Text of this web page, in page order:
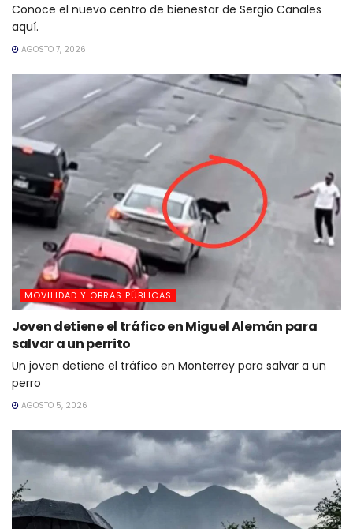
Conoce el nuevo centro de bienestar de Sergio Canales
aquí.
AGOSTO 7, 2026
MOVILIDAD Y OBRAS PÚBLICAS
Joven detiene el tráfico en Miguel Alemán para
salvar a un perrito
Un joven detiene el tráfico en Monterrey para salvar a un
perro
AGOSTO 5, 2026